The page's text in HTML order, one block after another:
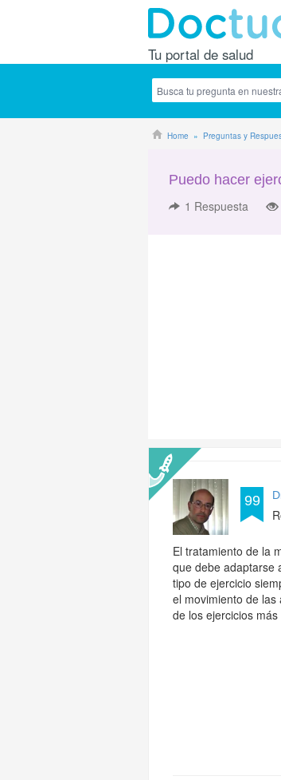
Tu portal de salud
Home Preguntas y
Puedo hacer
1 Respuesta
99
El tratamiento de la
que debe adaptarse
tipo de ejercicio
el movimiento de
de los ejercicios